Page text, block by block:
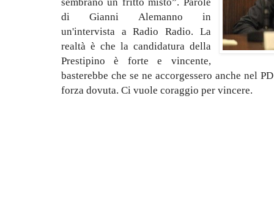
di Gianni Alemanno in
un'intervista a Radio Radio. La
realtà è che la candidatura della
Prestipino è forte e vincente,
basterebbe che se ne accorgessero anche nel
forza dovuta. Ci vuole coraggio per vincere.